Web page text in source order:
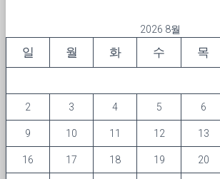
2026 8월
일 월 화 수 목
2 3 4 5 6
9 10 11 12 13
16 17 18 19 20